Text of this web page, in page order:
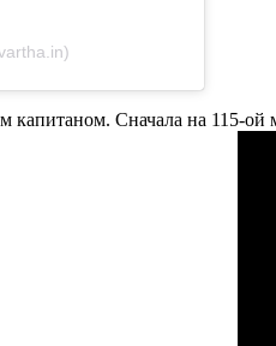
капитаном. Сначала на 115-